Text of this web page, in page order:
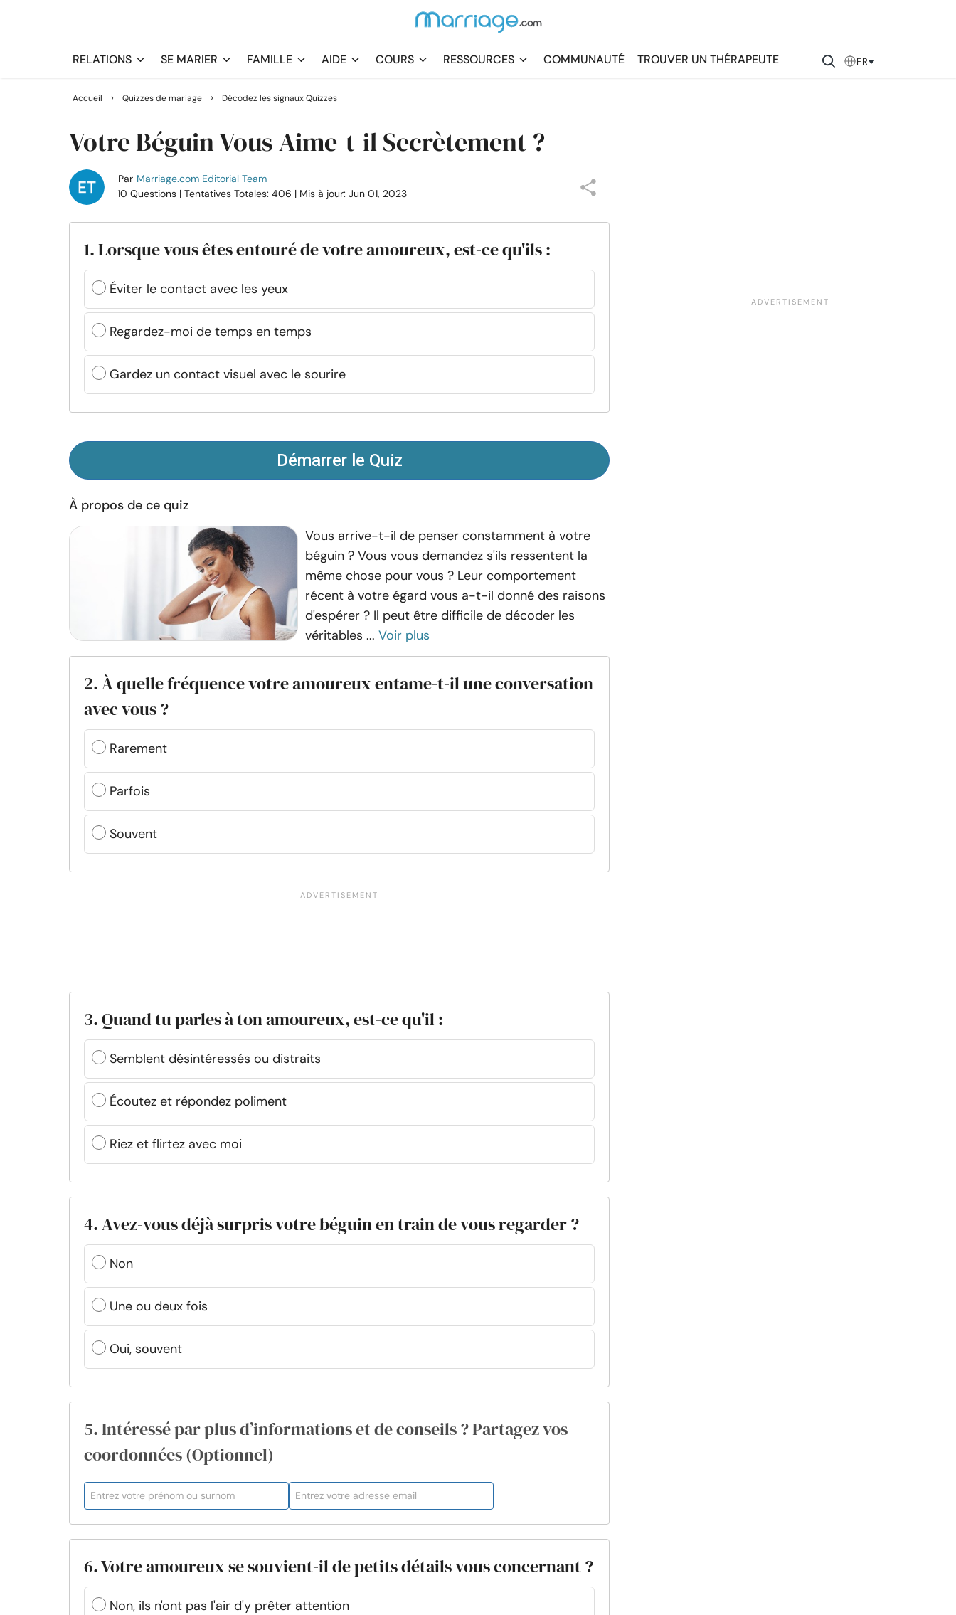
RELATIONS SE MARIER FAMILLE AIDE COURS RESSOURCES COMMUNAUTÉ TROUVER UN THÉRAPEUTE FR
Accueil › Quizzes de mariage › Décodez les signaux Quizzes
Votre Béguin Vous Aime-t-il Secrètement ?
Par Marriage.com Editorial Team
10 Questions | Tentatives Totales: 406 | Mis à jour: Jun 01, 2023
1. Lorsque vous êtes entouré de votre amoureux, est-ce qu'ils :
Éviter le contact avec les yeux
Regardez-moi de temps en temps
Gardez un contact visuel avec le sourire
Démarrer le Quiz
À propos de ce quiz
Vous arrive-t-il de penser constamment à votre
béguin ? Vous vous demandez s'ils ressentent la
même chose pour vous ? Leur comportement
récent à votre égard vous a-t-il donné des raisons
d'espérer ? Il peut être difficile de décoder les
véritables ... Voir plus
2. À quelle fréquence votre amoureux entame-t-il une conversation
avec vous ?
Rarement
Parfois
Souvent
3. Quand tu parles à ton amoureux, est-ce qu'il :
Semblent désintéressés ou distraits
Écoutez et répondez poliment
Riez et flirtez avec moi
4. Avez-vous déjà surpris votre béguin en train de vous regarder ?
Non
Une ou deux fois
Oui, souvent
5. Intéressé par plus d’informations et de conseils ? Partagez vos
coordonnées (Optionnel)
6. Votre amoureux se souvient-il de petits détails vous concernant ?
Non, ils n'ont pas l'air d'y prêter attention